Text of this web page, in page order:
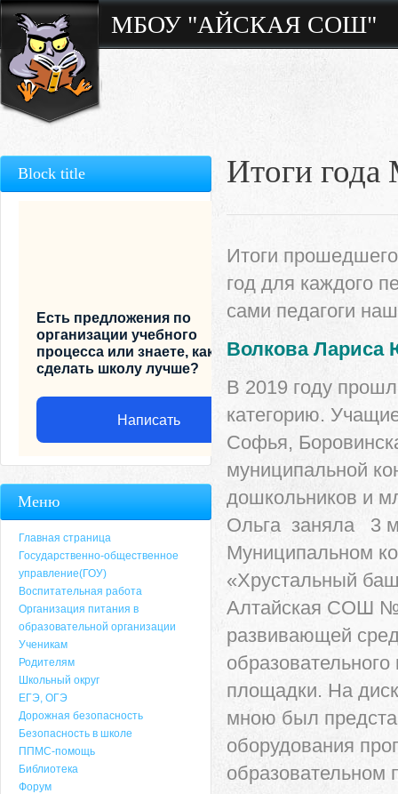
МБОУ "АЙСКАЯ СОШ"
Итоги года
Итоги
год для каждого
сами педагоги
Волкова Лариса
В 2019 году
категорию.
Софья,
муниципальной
дошкольников и
Ольга заняла 3
Муниципальном
«Хрустальный
Алтайская СОШ №
развивающей
площадки. На
мною был
оборудования
образовательном
Block title
Есть предложения по
организации учебного
процесса или знаете, как
сделать школу лучше?
Написать
Меню
Главная страница
Государственно-общественное
управление(ГОУ)
Воспитательная работа
Организация питания в
образовательной организации
Ученикам
Родителям
Школьный округ
ЕГЭ, ОГЭ
Дорожная безопасность
Безопасность в школе
ППМС-помощь
Библиотека
Форум